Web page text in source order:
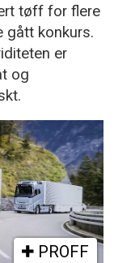
tøff for flere
gått konkurs.
er
og
PROFF